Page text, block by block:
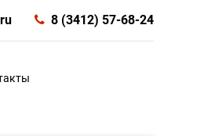
8 (3412) 57-68-24